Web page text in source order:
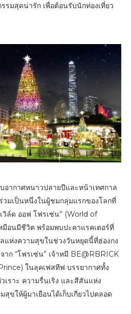
รมสุดน่ารัก เพื่อต้อนรับนักท่องเที่ยว
อากาศหนาวปลายปีและหน้าเทศกาล
วมเป็นหนึ่งในผู้ชมกลุ่มแรกของโลกที่
วิล์ด ออฟ โฟรเซ่น” (World of
อนมีชีวิต พร้อมพบปะคาแรคเตอร์ที่
ห่งความสุขในช่วงวันหยุดนี้ที่ฮ่องกง
ก “โฟรเซ่น” เจ้าหมี BE@RBRICK
ในลุคเฟสทีฟ บรรยากาศทั้ง
เราะ ความรื่นเริง และสีสันแห่ง
สุขให้ผู้มาเยือนได้เก็บเกี่ยวไปตลอด